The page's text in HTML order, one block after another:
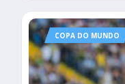
COPA DO MUNDO